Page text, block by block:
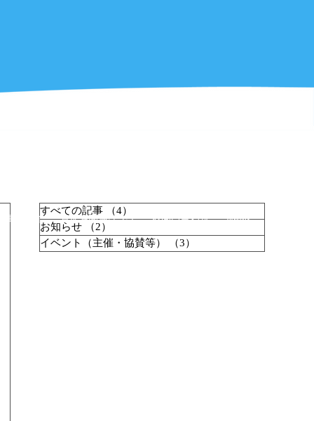
事業紹介 清水港関連リンク お問い合わせ News
すべての記事 （4）
お知らせ
（2）
イベント（主催・協賛等）
（3）